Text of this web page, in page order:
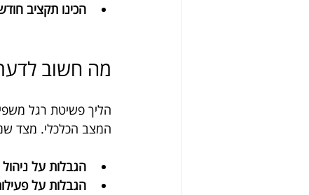
הכינו תקציב
מה חשוב
הליך פשיטת רגל
המצב הכלכלי. מצד
הגבלות על ניהול
הגבלות על